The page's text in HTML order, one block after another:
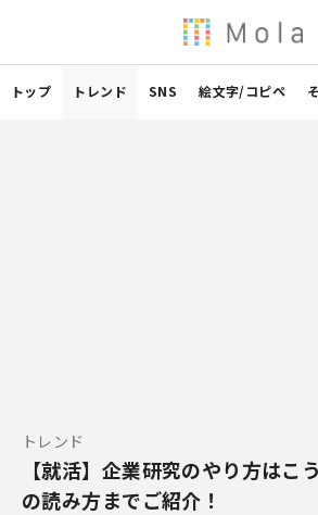
トップ トレンド SNS 絵文字/コピペ
トレンド
【就活】企業研究のやり方はこ
の読み方までご紹介！